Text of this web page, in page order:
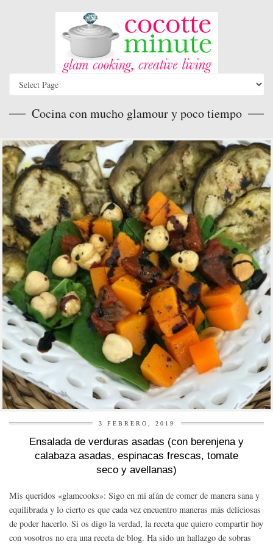
Cocina con mucho glamour y poco tiempo
3 FEBRERO, 2019
Ensalada de verduras asadas (con berenjena y
calabaza asadas, espinacas frescas, tomate
seco y avellanas)
Mis queridos «glamcooks»: Sigo en mi afán de comer de manera sana y
equilibrada y lo cierto es que cada vez encuentro maneras más deliciosas
de poder hacerlo. Si os digo la verdad, la receta que quiero compartir hoy
con vosotros no era una receta de blog. Ha sido un hallazgo de sobras